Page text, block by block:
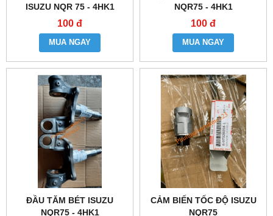
ISUZU NQR 75 - 4HK1
100 đ
MUA NGAY
NQR75 - 4HK1
100 đ
MUA NGAY
ĐẦU TĂM BÉT ISUZU
NQR75 - 4HK1
CẢM BIẾN TỐC ĐỘ ISUZU
NQR75